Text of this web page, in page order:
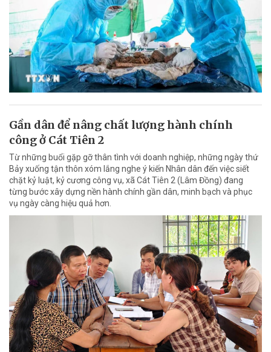
Gần dân để nâng chất lượng hành chính
công ở Cát Tiên 2
Từ những buổi gặp gỡ thân tình với doanh nghiệp, những ngày thứ
Bảy xuống tận thôn xóm lắng nghe ý kiến Nhân dân đến việc siết
chặt kỷ luật, kỷ cương công vụ, xã Cát Tiên 2 (Lâm Đồng) đang
từng bước xây dựng nền hành chính gần dân, minh bạch và phục
vụ ngày càng hiệu quả hơn.